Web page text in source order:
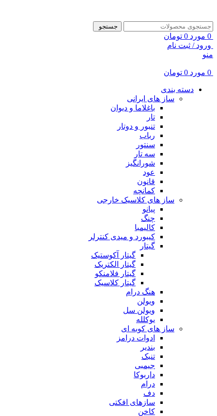
جستجو
0 مورد 0 تومان
ورود / ثبت نام
منو
0 مورد 0 تومان
دسته بندی
ساز های ایرانی
باغلاما و دیوان
تار
تنبور و دوتار
رباب
سنتور
سه تار
شورانگیز
عود
قانون
کمانچه
ساز های کلاسیک خارجی
پیانو
چنگ
کالیمبا
کیبورد و میدی کنترلر
گیتار
گیتار آکوستیک
گیتار الکتریک
گیتار فلامنکو
گیتار کلاسیک
هنگ درام
ویولن
ویولن سل
یوکلله
ساز های کوبه ای
ادوات درامز
بندیر
تنبک
جیمبی
داربوکا
درام
دف
سازهای افکتی
کاخن